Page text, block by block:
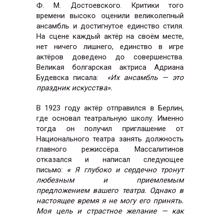
Ф. М. Достоевского. Критики того
времени высоко оценили великолепный
ансамбль и достигнутое единство стиля.
На сцене каждый актёр на своём месте,
нет ничего лишнего, единство в игре
актёров доведено до совершенства.
Великая болгарская актриса Адриана
Будевска писала:
«Их ансамбль — это
праздник искусства».
В 1923 году актёр отправился в Берлин,
где основал театральную школу. Именно
тогда он получил приглашение от
Национального театра занять должность
главного режиссёра. Массалитинов
отказался и написал следующее
письмо: « Я глубоко и сердечно тронут
любезным и приемлемым
предложением вашего театра. Однако в
настоящее время я не могу его принять.
Моя цель и страстное желание — как